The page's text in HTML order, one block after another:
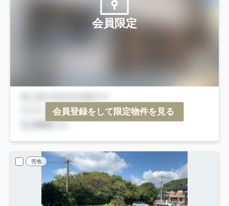
会員限定
会員登録をして限定物件を見る
売地